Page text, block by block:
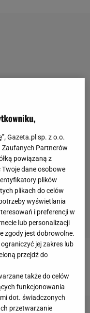
włoskiej z
Gazeta.pl sp. z o.o.
Zaufanych Partnerów
powiązaną z
dane osobowe
plików
plikach do celów
wyświetlania
i preferencji w
lub personalizacji
zgody jest dobrowolne.
jej zakres lub
przejdź do
także do celów
funkcjonowania
dot. świadczonych
przetwarzanie